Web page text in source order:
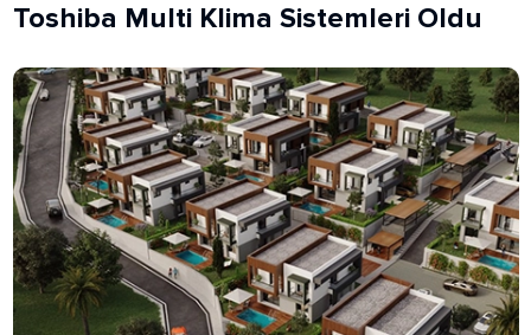
Toshiba Multi Klima Sistemleri Oldu